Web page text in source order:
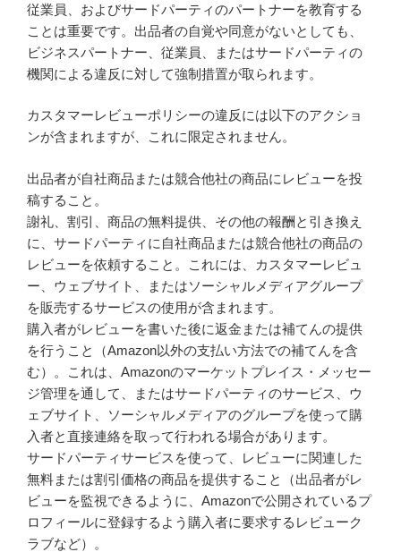
従業員、およびサードパーティのパートナーを教育する
ことは重要です。出品者の自覚や同意がないとしても、
ビジネスパートナー、従業員、またはサードパーティの
機関による違反に対して強制措置が取られます。
カスタマーレビューポリシーの違反には以下のアクショ
ンが含まれますが、これに限定されません。
出品者が自社商品または競合他社の商品にレビューを投
稿すること。
謝礼、割引、商品の無料提供、その他の報酬と引き換え
に、サードパーティに自社商品または競合他社の商品の
レビューを依頼すること。これには、カスタマーレビュ
ー、ウェブサイト、またはソーシャルメディアグループ
を販売するサービスの使用が含まれます。
購入者がレビューを書いた後に返金または補てんの提供
を行うこと（Amazon以外の支払い方法での補てんを含
む）。これは、Amazonのマーケットプレイス・メッセー
ジ管理を通して、またはサードパーティのサービス、ウ
ェブサイト、ソーシャルメディアのグループを使って購
入者と直接連絡を取って行われる場合があります。
サードパーティサービスを使って、レビューに関連した
無料または割引価格の商品を提供すること（出品者がレ
ビューを監視できるように、Amazonで公開されているプ
ロフィールに登録するよう購入者に要求するレビューク
ラブなど）。